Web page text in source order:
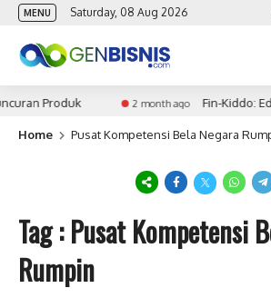
MENU Saturday, 08 Aug 2026
Produk 2 month ago Fin-Kiddo:
Home Pusat Kompetensi Bela Negara
Tag : Pusat Kompetensi
Rumpin